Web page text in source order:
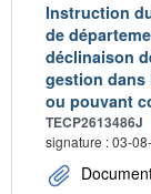
Instruction
de
déclinaison
gestion
ou pouvant
TECP2613486J
signature : 03-